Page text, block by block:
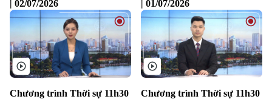
| 02/07/2026
| 01/07/2026
Chương trình Thời sự 11h30
Chương trình Thời sự 11h30